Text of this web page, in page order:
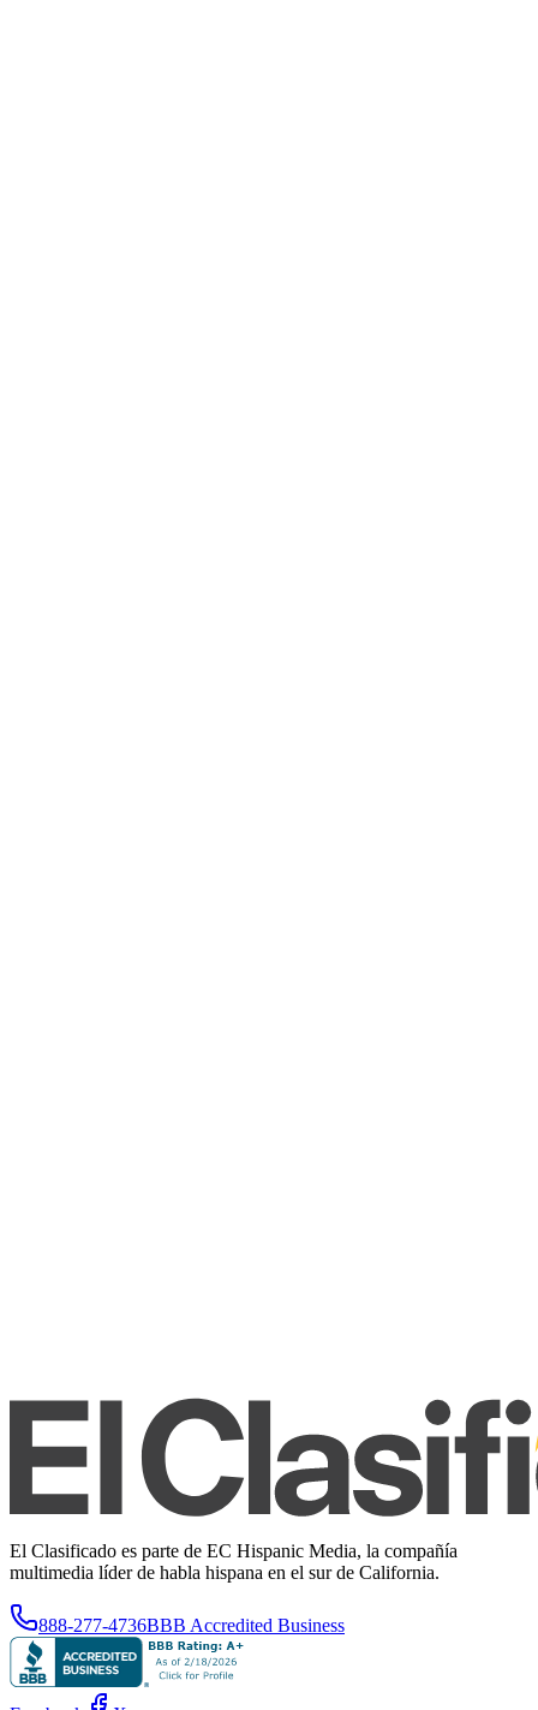
El Clasificado es parte de EC Hispanic Media, la compañía
multimedia líder de habla hispana en el sur de California.
888-277-4736BBB Accredited Business